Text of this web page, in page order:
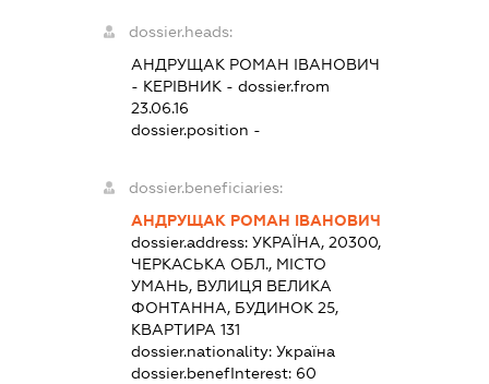
dossier.heads:
АНДРУЩАК РОМАН ІВАНОВИЧ
- КЕРІВНИК- dossier.from
23.06.16
dossier.position -
dossier.beneficiaries:
АНДРУЩАК РОМАН ІВАНОВИЧ
dossier.address: УКРАЇНА, 20300,
ЧЕРКАСЬКА ОБЛ., МІСТО
УМАНЬ, ВУЛИЦЯ ВЕЛИКА
ФОНТАННА, БУДИНОК 25,
КВАРТИРА 131
dossier.nationality: Україна
dossier.benefInterest: 60